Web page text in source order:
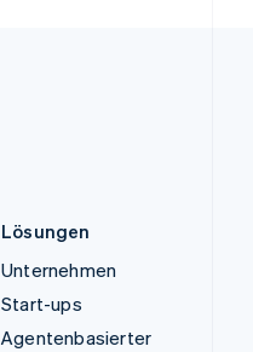
Lösungen
Unternehmen
Start-ups
Agentenbasierter